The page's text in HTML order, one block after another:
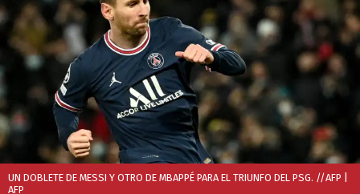
UN DOBLETE DE MESSI Y OTRO DE MBAPPÉ PARA EL TRIUNFO DEL PSG. //AFP
AFP